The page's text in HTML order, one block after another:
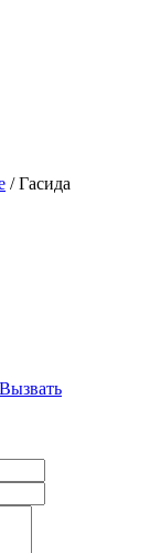
/ Гасида
Вызвать